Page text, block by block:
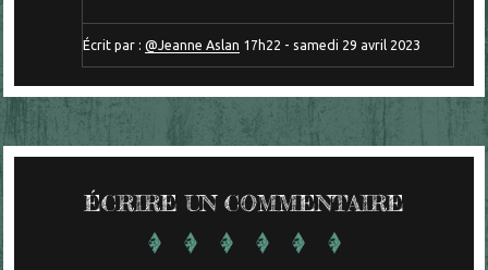
Écrit par : @Jeanne Aslan 17h22 - samedi 29 avril 2023
ÉCRIRE UN COMMENTAIRE